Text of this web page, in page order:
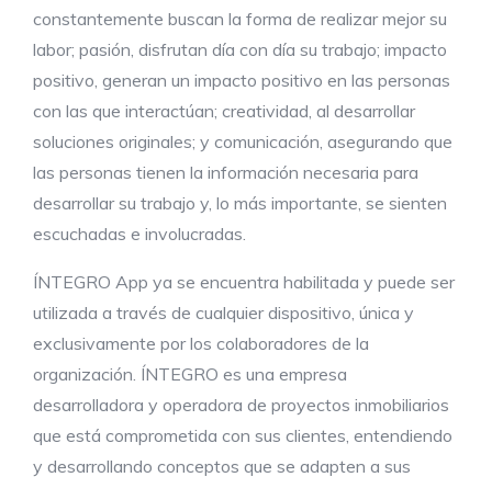
constantemente buscan la forma de realizar mejor su
labor; pasión, disfrutan día con día su trabajo; impacto
positivo, generan un impacto positivo en las personas
con las que interactúan; creatividad, al desarrollar
soluciones originales; y comunicación, asegurando que
las personas tienen la información necesaria para
desarrollar su trabajo y, lo más importante, se sienten
escuchadas e involucradas.
ÍNTEGRO App ya se encuentra habilitada y puede ser
utilizada a través de cualquier dispositivo, única y
exclusivamente por los colaboradores de la
organización. ÍNTEGRO es una empresa
desarrolladora y operadora de proyectos inmobiliarios
que está comprometida con sus clientes, entendiendo
y desarrollando conceptos que se adapten a sus